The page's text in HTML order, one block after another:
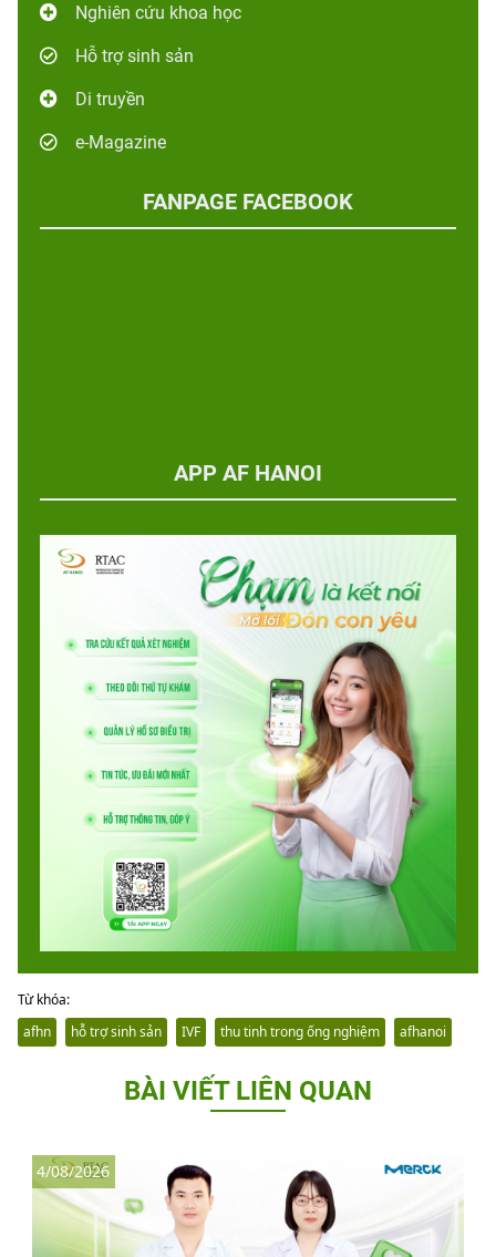
Nghiên cứu khoa học
Hỗ trợ sinh sản
Di truyền
e-Magazine
FANPAGE FACEBOOK
APP AF HANOI
Từ khóa:
afhn
hỗ trợ sinh sản IVF thu tinh trong ống nghiệm afhanoi
BÀI VIẾT LIÊN QUAN
4/08/2026